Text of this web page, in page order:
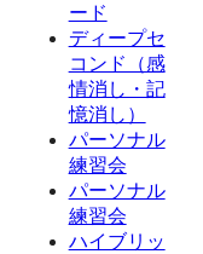
ード
ディープセ
コンド（感
情消し・記
憶消し）
パーソナル
練習会
パーソナル
練習会
ハイブリッ